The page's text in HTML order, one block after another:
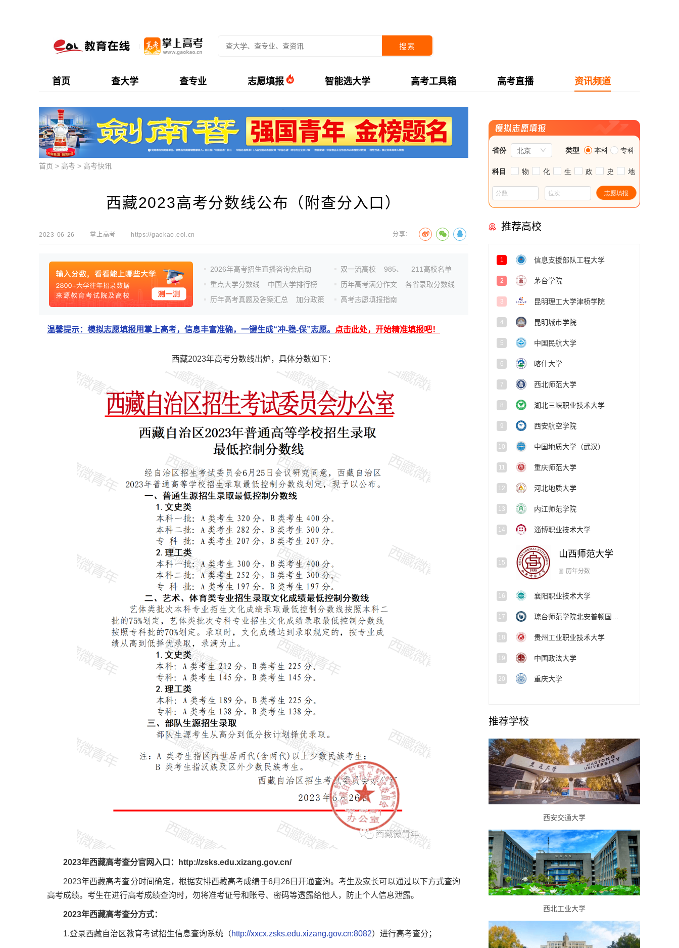
搜索
首页 查大学 查专业 志愿填报 智能选大学 高考工具箱 高考直播 资讯频道
首页 > 高考 > 高考快讯
西藏2023高考分数线公布（附查分入口）
2023-06-26 掌上高考 https://gaokao.eol.cn 分享：
2026年高考招生直播咨询会启动
重点大学分数线
中国大学排行榜
历年高考真题及答案汇总
加分政策
双一流高校 985、
211高校名单
历年高考满分作文
各省录取分数线
高考志愿填报指南
温馨提示：模拟志愿填报用掌上高考，信息丰富准确，一键生成“冲-稳-保”志愿。 点击此处，开始精准填报吧！
西藏2023年高考分数线出炉，具体分数如下：
2023年西藏高考查分官网入口：http://zsks.edu.xizang.gov.cn/
2023年西藏高考查分时间确定，根据安排西藏高考成绩于6月26日开通查询。考生及家长可以通过以下方式查询
高考成绩。考生在进行高考成绩查询时，勿将准考证号和账号、密码等透露给他人，防止个人信息泄露。
2023年西藏高考查分方式：
1.登录西藏自治区教育考试招生信息查询系统（http://xxcx.zsks.edu.xizang.gov.cn:8082）进行高考查分；
推荐高校
1 信息支援部队工程大学
2 茅台学院
3 昆明理工大学津桥学院
4 昆明城市学院
5 中国民航大学
6 喀什大学
7 西北师范大学
8 湖北三峡职业技术大学
9 西安航空学院
10 中国地质大学（武汉）
11 重庆师范大学
12 河北地质大学
13 内江师范学院
14 淄博职业技术大学
山西师范大学
历年分数
17
18 贵州工业职业技术大学
19 中国政法大学
20 重庆大学
推荐学校
西安交通大学
西北工业大学